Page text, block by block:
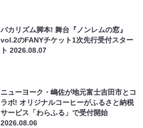
バカリズム脚本! 舞台『ノンレムの窓』
vol.2のFANYチケット1次先行受付スター
ト2026.08.07
ニューヨーク・嶋佐が地元富士吉田市とコ
ラボ! オリジナルコーヒーがふるさと納税
サービス「わらふる」で受付開始
2026.08.06